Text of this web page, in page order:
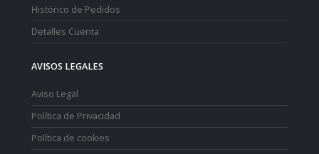
Mi Cuenta
Histórico de Pedidos
Detalles Cuenta
AVISOS LEGALES
Aviso Legal
Política de Privacidad